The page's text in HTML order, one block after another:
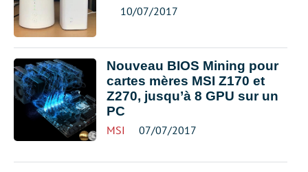
10/07/2017
Nouveau BIOS Mining pour
cartes mères MSI Z170 et
Z270, jusqu’à 8 GPU sur un
PC
MSI 07/07/2017